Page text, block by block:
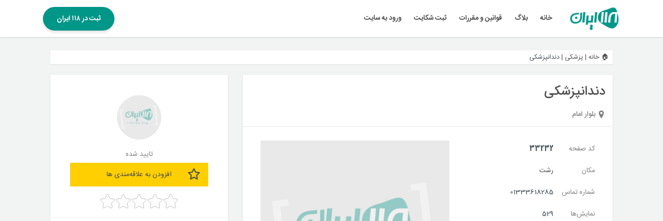
خانه بلاگ قوانین و مقررات ثبت شکایت ورود به سایت ثبت در ۱۱۸ ایران
🏠 خانه | پزشکی |دندانپزشکی
دندانپزشکی
بلوار امام
کد صفحه
33232
مکان
رشت
شماره تماس
01333618285
نمایش‌ها
529
تایید شده
افزودن به علاقه‌مندی ها